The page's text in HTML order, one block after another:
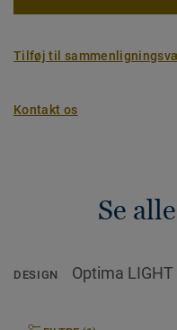
Tilføj til
Kontakt os
Se
DESIGN Optima